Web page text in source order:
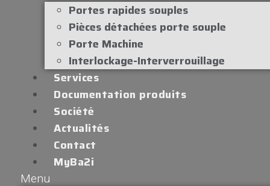
Portes rapides souples
Pièces détachées porte souple
Porte Machine
Interlockage-Interverrouillage
Services
Documentation produits
Société
Actualités
Contact
MyBa2i
Menu